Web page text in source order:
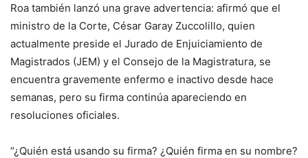
Roa también lanzó una grave advertencia: afirmó que el
ministro de la Corte, César Garay Zuccolillo, quien
actualmente preside el Jurado de Enjuiciamiento de
Magistrados (JEM) y el Consejo de la Magistratura, se
encuentra gravemente enfermo e inactivo desde hace
semanas, pero su firma continúa apareciendo en
resoluciones oficiales.
“¿Quién está usando su firma? ¿Quién firma en su nombre?